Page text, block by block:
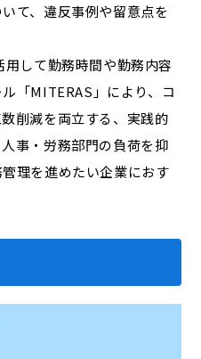
て、違反事例や留意点を
して勤務時間や勤務内容
「MITERAS」により、コ
削減を両立する、実践的
事・労務部門の負荷を抑
理を進めたい企業におす